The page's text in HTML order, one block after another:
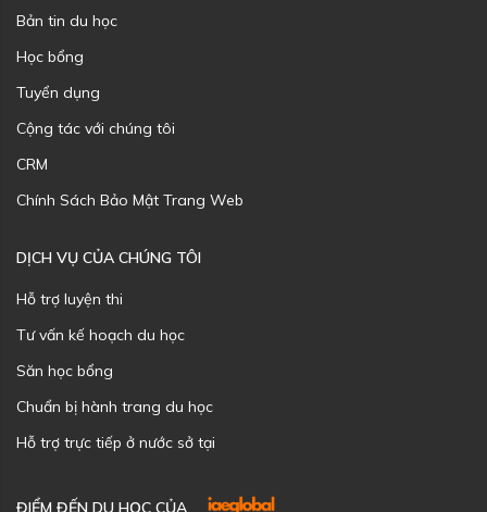
Bản tin du học
Học bổng
Tuyển dụng
Cộng tác với chúng tôi
CRM
Chính Sách Bảo Mật Trang Web
DỊCH VỤ CỦA CHÚNG TÔI
Hỗ trợ luyện thi
Tư vấn kế hoạch du học
Săn học bổng
Chuẩn bị hành trang du học
Hỗ trợ trực tiếp ở nước sở tại
ĐIỂM ĐẾN DU HỌC CỦA